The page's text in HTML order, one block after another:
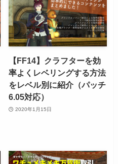
【FF14】クラフターを効
率よくレベリングする方法
をレベル別に紹介（パッチ
6.05対応）
2020年1月15日